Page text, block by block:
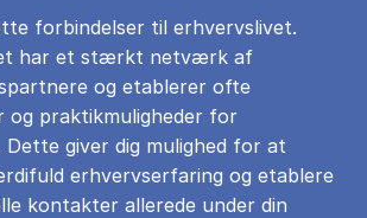
forbindelser til erhvervslivet.
har et stærkt netværk af
og etablerer ofte
og praktikmuligheder for
Dette giver dig mulighed for at
erhvervserfaring og etablere
kontakter allerede under din